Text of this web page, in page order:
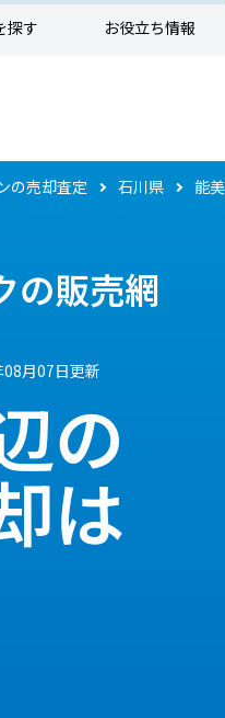
探す お役立ち情報
の売却査定 石川県 能
の販売網
月07日更新
の
は